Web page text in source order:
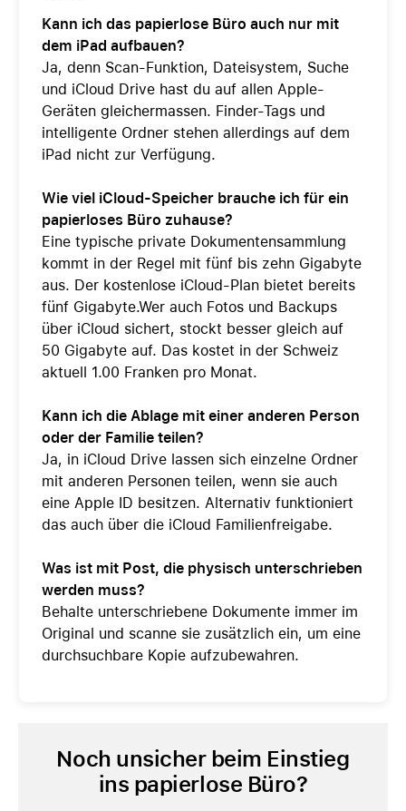
Kann ich das papierlose Büro auch nur mit
dem iPad aufbauen?
Ja, denn Scan-Funktion, Dateisystem, Suche
und iCloud Drive hast du auf allen Apple-
Geräten gleichermassen. Finder-Tags und
intelligente Ordner stehen allerdings auf dem
iPad nicht zur Verfügung.
Wie viel iCloud-Speicher brauche ich für ein
papierloses Büro zuhause?
Eine typische private Dokumentensammlung
kommt in der Regel mit fünf bis zehn Gigabyte
aus. Der kostenlose iCloud-Plan bietet bereits
fünf Gigabyte.Wer auch Fotos und Backups
über iCloud sichert, stockt besser gleich auf
50 Gigabyte auf. Das kostet in der Schweiz
aktuell 1.00 Franken pro Monat.
Kann ich die Ablage mit einer anderen Person
oder der Familie teilen?
Ja, in iCloud Drive lassen sich einzelne Ordner
mit anderen Personen teilen, wenn sie auch
eine Apple ID besitzen. Alternativ funktioniert
das auch über die iCloud Familienfreigabe.
Was ist mit Post, die physisch unterschrieben
werden muss?
Behalte unterschriebene Dokumente immer im
Original und scanne sie zusätzlich ein, um eine
durchsuchbare Kopie aufzubewahren.
Noch unsicher beim Einstieg
ins papierlose Büro?